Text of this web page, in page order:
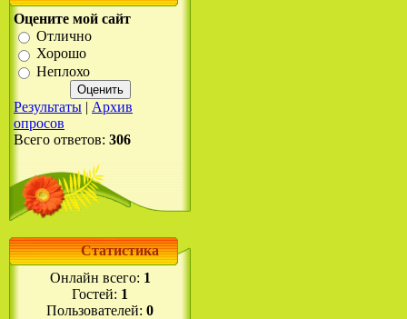
Оцените мой сайт
Отлично
Хорошо
Неплохо
Результаты | Архив
опросов
Всего ответов: 306
Статистика
Онлайн всего: 1
Гостей: 1
Пользователей: 0